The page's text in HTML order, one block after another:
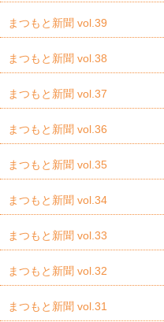
まつもと新聞 vol.39
まつもと新聞 vol.38
まつもと新聞 vol.37
まつもと新聞 vol.36
まつもと新聞 vol.35
まつもと新聞 vol.34
まつもと新聞 vol.33
まつもと新聞 vol.32
まつもと新聞 vol.31